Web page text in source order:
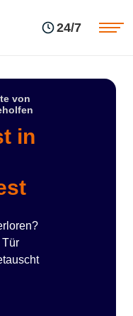
24/7
von
in
Tür